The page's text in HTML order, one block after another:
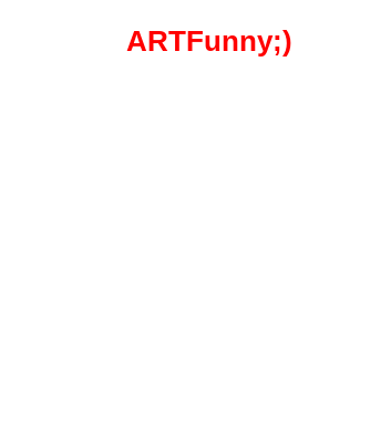
ARTFunny;)